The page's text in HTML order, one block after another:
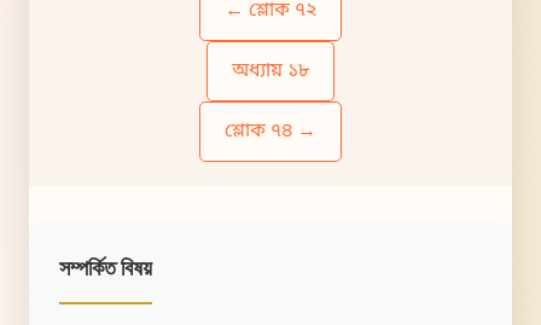
← শ্লোক ৭২
অধ্যায় ১৮
শ্লোক ৭৪ →
সম্পর্কিত বিষয়